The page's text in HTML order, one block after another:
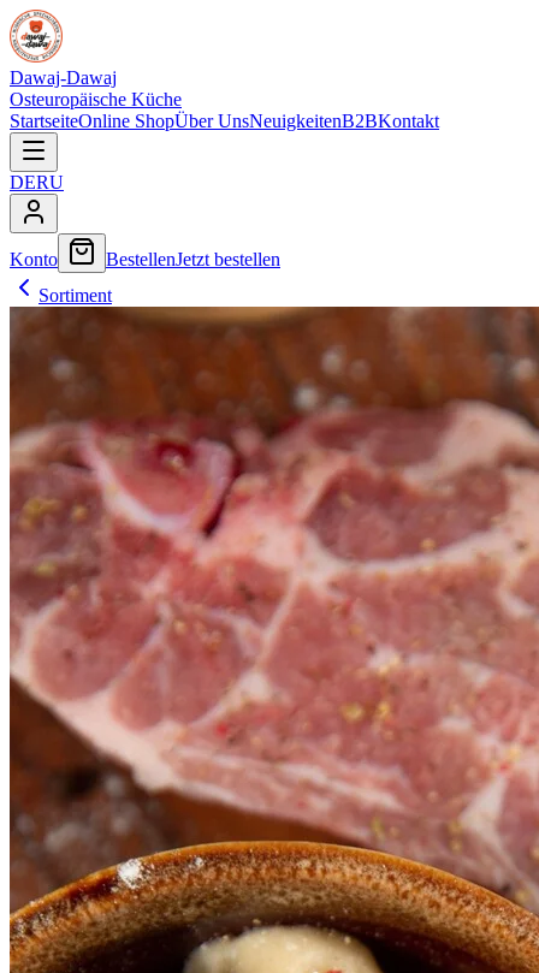
Dawaj-Dawaj
Osteuropäische Küche
StartseiteOnline ShopÜber UnsNeuigkeitenB2BKontakt
DERU
Konto BestellenJetzt bestellen
Sortiment